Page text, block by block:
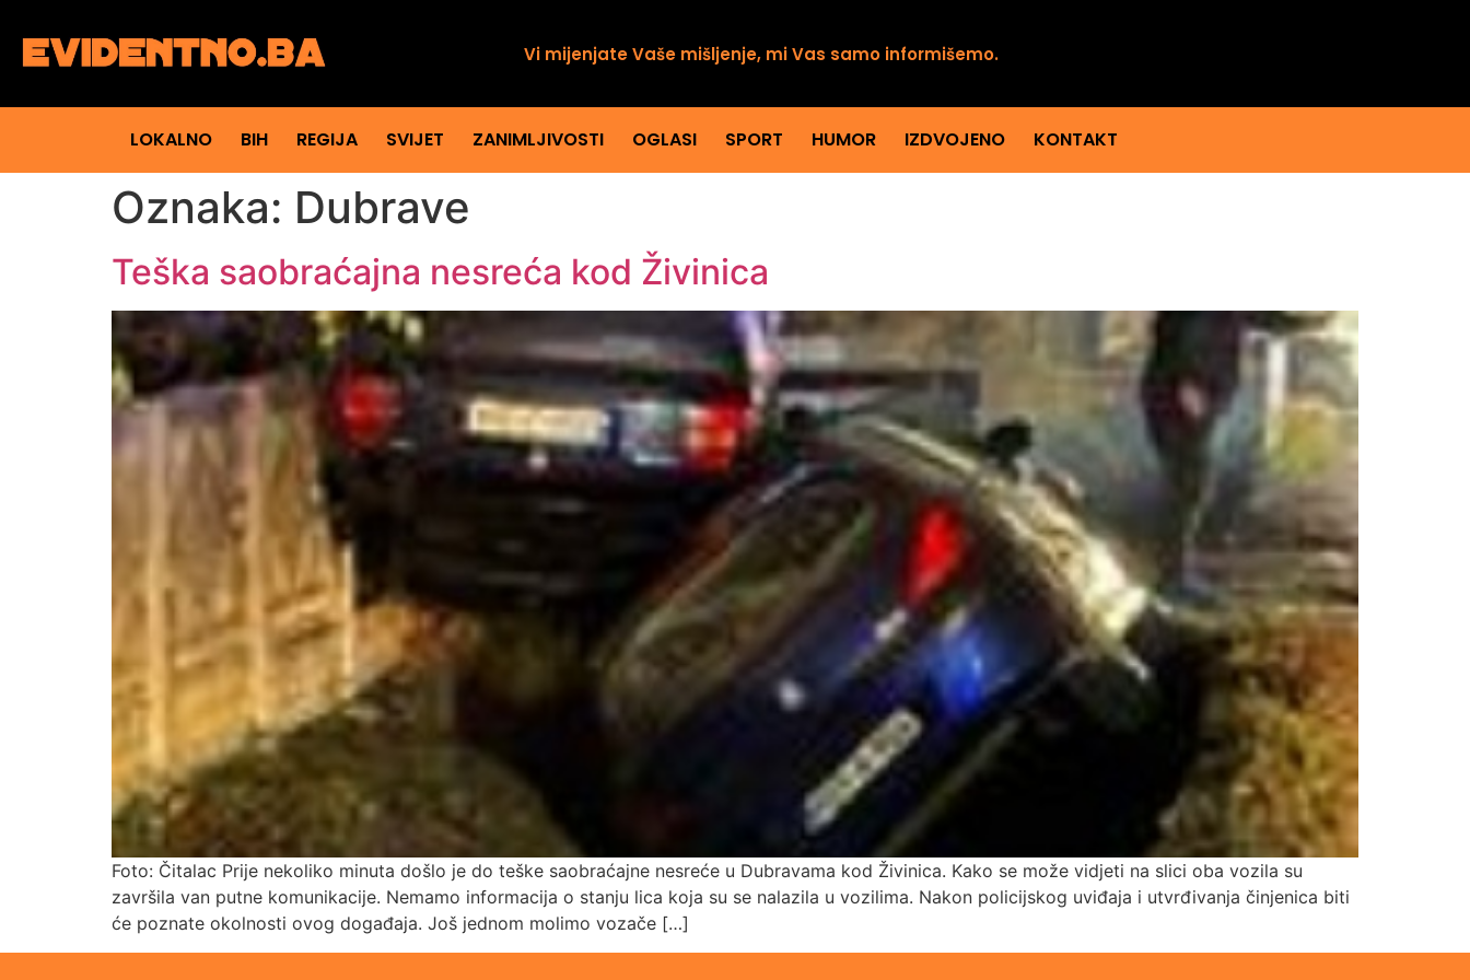
Vi mijenjate Vaše mišljenje, mi Vas samo informišemo.
LOKALNO BIH REGIJA SVIJET ZANIMLJIVOSTI OGLASI SPORT HUMOR IZDVOJENO KONTAKT
Oznaka: Dubrave
Teška saobraćajna nesreća kod Živinica
Foto: Čitalac Prije nekoliko minuta došlo je do teške saobraćajne nesreće u Dubravama kod Živinica. Kako se može vidjeti na slici oba vozila su
završila van putne komunikacije. Nemamo informacija o stanju lica koja su se nalazila u vozilima. Nakon policijskog uviđaja i utvrđivanja činjenica biti
će poznate okolnosti ovog događaja. Još jednom molimo vozače […]